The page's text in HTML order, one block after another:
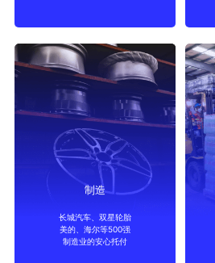
制造
制造
长城汽车、双星轮胎
美的、海尔等500强
制造业的安心托付